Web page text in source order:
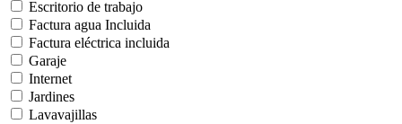
Escritorio de trabajo
Factura agua Incluida
Factura eléctrica incluida
Garaje
Internet
Jardines
Lavavajillas